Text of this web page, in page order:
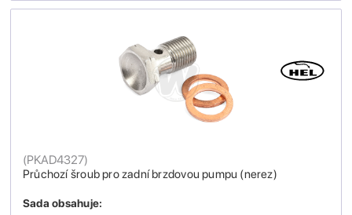
Průchozí šroub pro zadní brzdovou pumpu (nerez)
(PKAD4327)
Sada obsahuje: